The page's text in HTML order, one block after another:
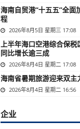
海南自贸港“十五五”全面
程
2026年8月5日 星期三 17:08
上半年海口空港综合保税
同比增长逾三成
2026年8月4日 星期二 17:08
海南省暑期旅游迎来双主
2026年8月4日 星期二 16:56
企业